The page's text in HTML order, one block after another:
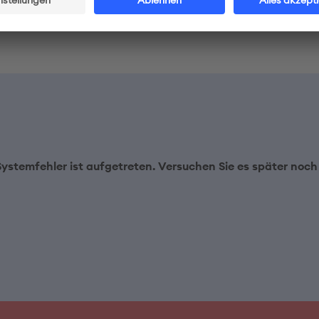
ist aufgetreten. Versuchen Sie es später